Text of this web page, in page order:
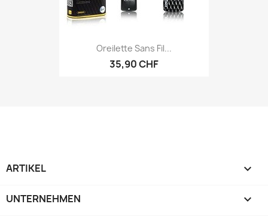
Oreilette Sans Fil...
35,90 CHF
ARTIKEL 
UNTERNEHMEN 